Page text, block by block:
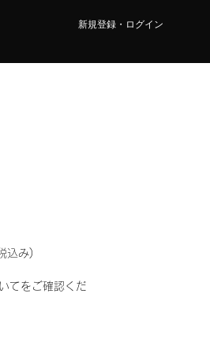
新規登録・ログイン
込み)
てをご確認くだ